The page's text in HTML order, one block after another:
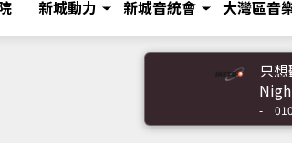
新城動力 新城音統會 大灣區音
只
-